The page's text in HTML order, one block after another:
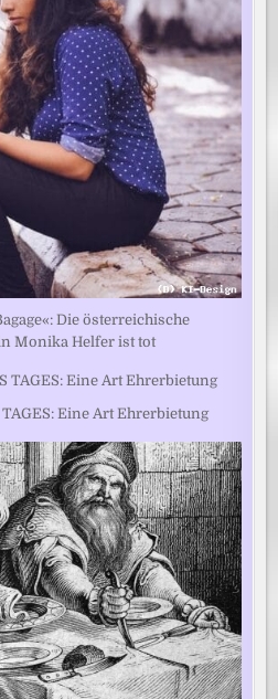
Die österreichische
Monika Helfer ist tot
TAGES: Eine Art Ehrerbietung